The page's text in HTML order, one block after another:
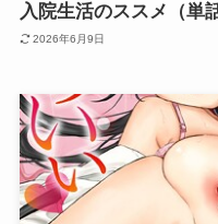
入院生活のススメ（単話
2026年6月9日